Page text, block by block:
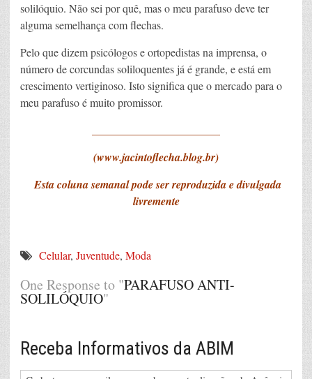
solilóquio. Não sei por quê, mas o meu parafuso deve ter
alguma semelhança com flechas.
Pelo que dizem psicólogos e ortopedistas na imprensa, o
número de corcundas soliloquentes já é grande, e está em
crescimento vertiginoso. Isto significa que o mercado para o
meu parafuso é muito promissor.
(www.jacintoflecha.blog.br)
Esta coluna semanal pode ser reproduzida e divulgada
livremente
Celular, Juventude, Moda
One Response to "PARAFUSO ANTI-
SOLILÓQUIO"
Receba Informativos da ABIM